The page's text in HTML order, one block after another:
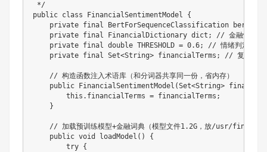
*/
public class FinancialSentimentModel
{
private final BertForSequenceClassification
private final FinancialDictionary dict ;
// 金融情感词
private final double THRESHOLD = 0.6;
// 情绪判定阈值
private final Set<String> financialTerms ; // 复用金融
// 构造函数注入术语库（和分词器共享同一份，省内存）
public
FinancialSentimentModel (Set<String>
this . financialTerms = financialTerms ;
}
// 加载预训练模型+金融词典（模型文件1.2G，放/usr/
public void loadModel ( )
{
try {